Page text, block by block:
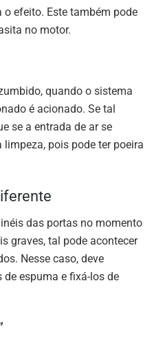
efeito. Este também pode
no motor.
quando o sistema
é acionado. Se tal
se a entrada de ar se
pois pode ter poeira
das portas no momento
graves, tal pode acontecer
Nesse caso, deve
espuma e fixá-los de